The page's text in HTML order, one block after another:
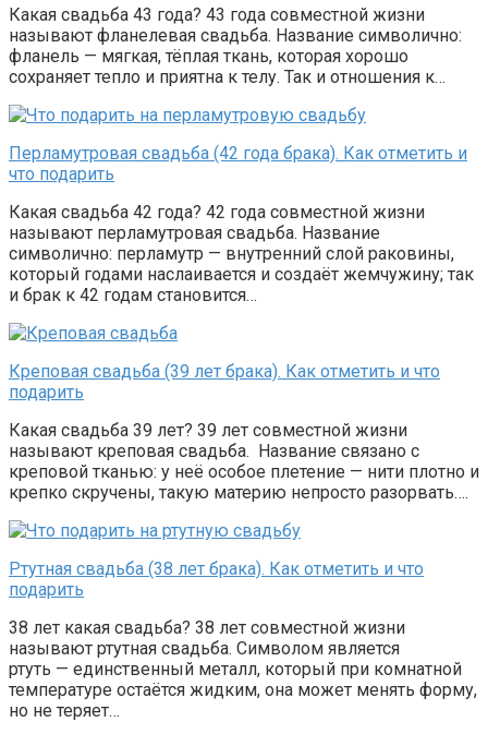
Какая свадьба 43 года? 43 года совместной жизни
называют фланелевая свадьба. Название символично:
фланель — мягкая, тёплая ткань, которая хорошо
сохраняет тепло и приятна к телу. Так и отношения к…
Перламутровая свадьба (42 года брака). Как отметить и
что подарить
Какая свадьба 42 года? 42 года совместной жизни
называют перламутровая свадьба. Название
символично: перламутр — внутренний слой раковины,
который годами наслаивается и создаёт жемчужину; так
и брак к 42 годам становится…
Креповая свадьба (39 лет брака). Как отметить и что
подарить
Какая свадьба 39 лет? 39 лет совместной жизни
называют креповая свадьба. Название связано с
креповой тканью: у неё особое плетение — нити плотно и
крепко скручены, такую материю непросто разорвать….
Ртутная свадьба (38 лет брака). Как отметить и что
подарить
38 лет какая свадьба? 38 лет совместной жизни
называют ртутная свадьба. Символом является
ртуть — единственный металл, который при комнатной
температуре остаётся жидким, она может менять форму,
но не теряет…